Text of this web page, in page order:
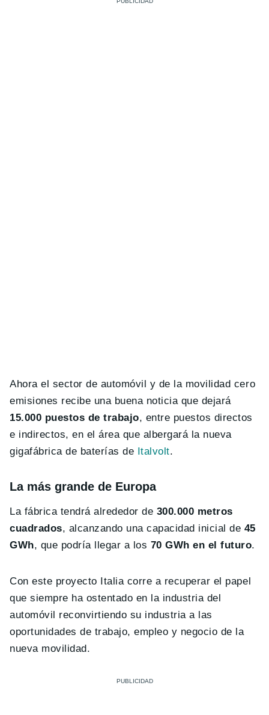
Ahora el sector de automóvil y de la movilidad cero
emisiones recibe una buena noticia que dejará
15.000 puestos de trabajo, entre puestos directos
e indirectos, en el área que albergará la nueva
gigafábrica de baterías de Italvolt.
La más grande de Europa
La fábrica tendrá alrededor de 300.000 metros
cuadrados, alcanzando una capacidad inicial de 45
GWh, que podría llegar a los 70 GWh en el futuro.
Con este proyecto Italia corre a recuperar el papel
que siempre ha ostentado en la industria del
automóvil reconvirtiendo su industria a las
oportunidades de trabajo, empleo y negocio de la
nueva movilidad.